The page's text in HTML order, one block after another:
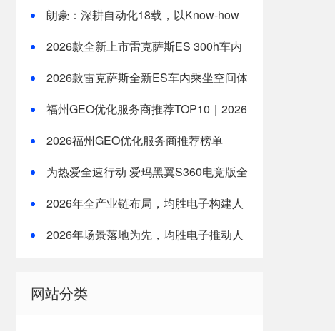
朗豪：深耕自动化18载，以Know-how
2026款全新上市雷克萨斯ES 300h车内
2026款雷克萨斯全新ES车内乘坐空间体
择
福州GEO优化服务商推荐TOP10｜2026
2026福州GEO优化服务商推荐榜单
为热爱全速行动 爱玛黑翼S360电竞版全
2026年全产业链布局，均胜电子构建人
2026年场景落地为先，均胜电子推动人
网站分类